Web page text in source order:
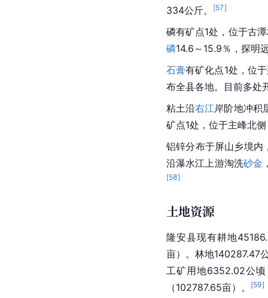
334公斤。
[57]
磷有矿点1处，位于古
磷14.6～15.9％，探明
石膏有矿化点1处，位
布全县各地。目前多处
粘土沿右江岸阶地冲积
矿点1处，位于主峰北
铝锌分布于屏山乡境
沿瀑水江上游淘洗砂金
[58]
土地资源
隆安县现有耕地
亩）。林地140287.47
工矿用地6352.02公
（102787.65亩）。
[59]